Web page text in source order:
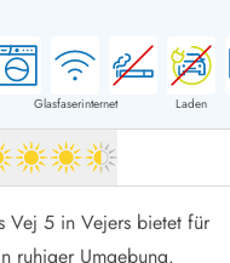
Glasfaserinternet Laden
4.5 von 5
Vej 5 in Vejers bietet für
ruhiger Umgebung.